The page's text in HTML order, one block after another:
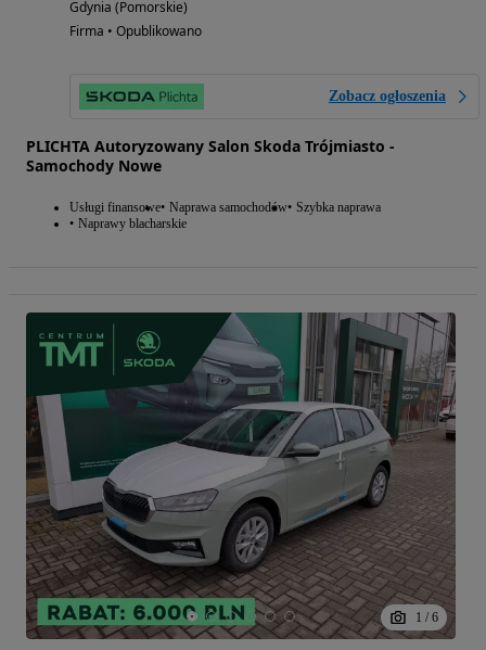
Gdynia (Pomorskie)
Firma • Opublikowano
Zobacz ogłoszenia
PLICHTA Autoryzowany Salon Skoda Trójmiasto -
Samochody Nowe
Usługi finansowe Naprawa samochodów Szybka naprawa
Naprawy blacharskie
1 / 6